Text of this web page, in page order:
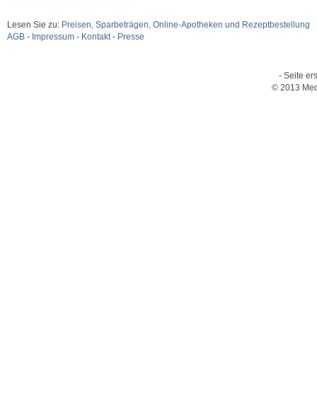
Lesen Sie zu: Preisen, Sparbeträgen, Online-Apotheken und Rezeptbestellung
AGB - Impressum - Kontakt- Presse
- Seite
© 2013